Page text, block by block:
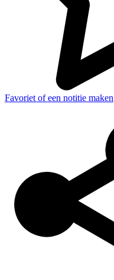
Favoriet of een notitie maken